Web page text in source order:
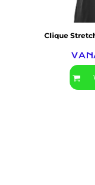
Clique